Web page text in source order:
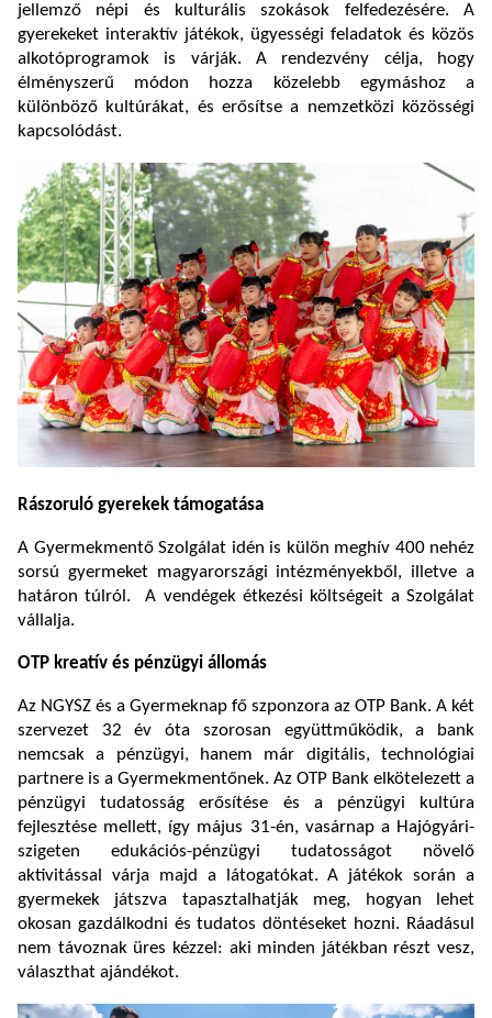
jellemző népi és kulturális szokások felfedezésére. A
gyerekeket interaktív játékok, ügyességi feladatok és közös
alkotóprogramok is várják. A rendezvény célja, hogy
élményszerű módon hozza közelebb egymáshoz a
különböző kultúrákat, és erősítse a nemzetközi közösségi
kapcsolódást.
Rászoruló gyerekek támogatása
A Gyermekmentő Szolgálat idén is külön meghív 400 nehéz
sorsú gyermeket magyarországi intézményekből, illetve a
határon túlról. A vendégek étkezési költségeit a Szolgálat
vállalja.
OTP kreatív és pénzügyi állomás
Az NGYSZ és a Gyermeknap fő szponzora az OTP Bank. A két
szervezet 32 év óta szorosan együttműködik, a bank
nemcsak a pénzügyi, hanem már digitális, technológiai
partnere is a Gyermekmentőnek. Az OTP Bank elkötelezett a
pénzügyi tudatosság erősítése és a pénzügyi kultúra
fejlesztése mellett, így május 31-én, vasárnap a Hajógyári-
szigeten edukációs-pénzügyi tudatosságot növelő
aktivitással várja majd a látogatókat. A játékok során a
gyermekek játszva tapasztalhatják meg, hogyan lehet
okosan gazdálkodni és tudatos döntéseket hozni. Ráadásul
nem távoznak üres kézzel: aki minden játékban részt vesz,
választhat ajándékot.